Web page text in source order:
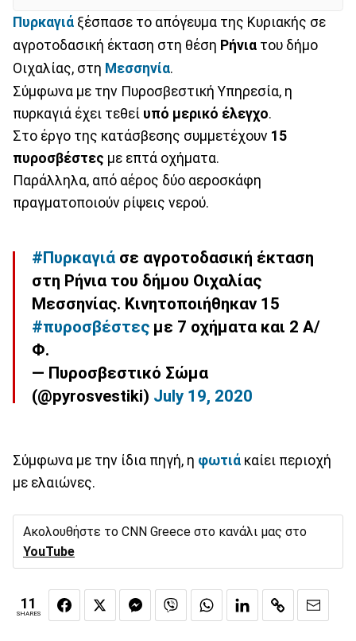
Πυρκαγιά ξέσπασε το απόγευμα της Κυριακής σε
αγροτοδασική έκταση στη θέση Ρήνια του δήμο
Οιχαλίας, στη Μεσσηνία.
Σύμφωνα με την Πυροσβεστική Υπηρεσία, η
πυρκαγιά έχει τεθεί υπό μερικό έλεγχο.
Στο έργο της κατάσβεσης συμμετέχουν 15
πυροσβέστες με επτά οχήματα.
Παράλληλα, από αέρος δύο αεροσκάφη
πραγματοποιούν ρίψεις νερού.
#Πυρκαγιά σε αγροτοδασική έκταση
στη Ρήνια του δήμου Οιχαλίας
Μεσσηνίας. Κινητοποιήθηκαν 15
#πυροσβέστες με 7 οχήματα και 2 Α/
Φ.
— Πυροσβεστικό Σώμα
(@pyrosvestiki) July 19, 2020
Σύμφωνα με την ίδια πηγή, η φωτιά καίει περιοχή
με ελαιώνες.
Ακολουθήστε το CNN Greece στο κανάλι μας στο
YouTube
11
SHARES